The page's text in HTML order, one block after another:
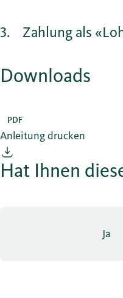
3 Zahlung als
Downloads
PDF
Anleitung drucken
Hat Ihnen
Ja